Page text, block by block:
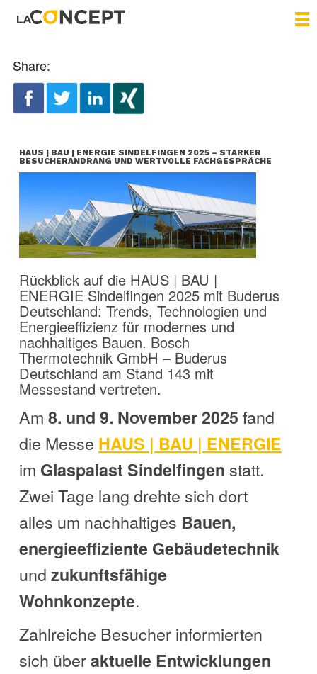
Share:
HAUS | BAU | ENERGIE SINDELFINGEN 2025 – STARKER
BESUCHERANDRANG UND WERTVOLLE FACHGESPRÄCHE
Rückblick auf die HAUS | BAU |
ENERGIE Sindelfingen 2025 mit Buderus
Deutschland: Trends, Technologien und
Energieeffizienz für modernes und
nachhaltiges Bauen. Bosch
Thermotechnik GmbH – Buderus
Deutschland am Stand 143 mit
Messestand vertreten.
Am 8. und 9. November 2025 fand
die Messe HAUS | BAU | ENERGIE
im Glaspalast Sindelfingen statt.
Zwei Tage lang drehte sich dort
alles um nachhaltiges Bauen,
energieeffiziente Gebäudetechnik
und zukunftsfähige
Wohnkonzepte.
Zahlreiche Besucher informierten
sich überaktuelle Entwicklungen